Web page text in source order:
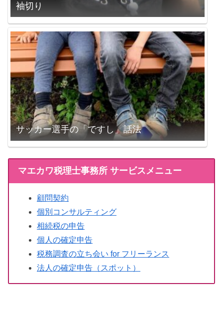
袖切り
サッカー選手の「ですし」話法
マエカワ税理士事務所 サービスメニュー
顧問契約
個別コンサルティング
相続税の申告
個人の確定申告
税務調査の立ち会い for フリーランス
法人の確定申告（スポット）